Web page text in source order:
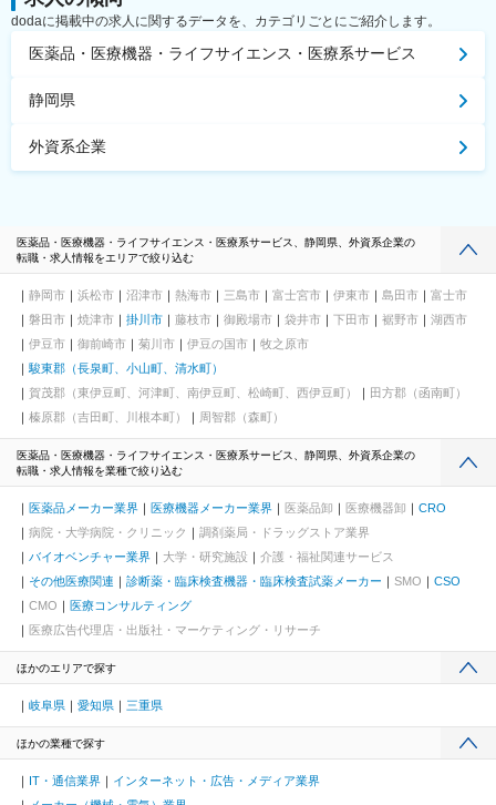
dodaに掲載中の求人に関するデータを、カテゴリごとにご紹介します。
医薬品・医療機器・ライフサイエンス・医療系サービス
静岡県
外資系企業
医薬品・医療機器・ライフサイエンス・医療系サービス、静岡県、外資系企業の
転職・求人情報をエリアで絞り込む
静岡市 浜松市 沼津市 熱海市 三島市 富士宮市 伊東市 島田市
富士市
磐田市
焼津市 掛川市 藤枝市 御殿場市 袋井市 下田市 裾野市
湖西市
伊豆市
御前崎市 菊川市 伊豆の国市
牧之原市
駿東郡（長泉町、小山町、清水町）
賀茂郡（東伊豆町、河津町、南伊豆町、松崎町、西伊豆町）
田方郡（函南町）
榛原郡（吉田町、川根本町）
周智郡（森町）
医薬品・医療機器・ライフサイエンス・医療系サービス、静岡県、外資系企業の
転職・求人情報を業種で絞り込む
医薬品メーカー業界 医療機器メーカー業界 医薬品卸 医療機器卸
CRO
病院・大学病院・クリニック
調剤薬局・ドラッグストア業界
バイオベンチャー業界
大学・研究施設
介護・福祉関連サービス
その他医療関連
診断薬・臨床検査機器・臨床検査試薬メーカー SMO
CSO
CMO
医療コンサルティング
医療広告代理店・出版社・マーケティング・リサーチ
ほかのエリアで探す
岐阜県 愛知県 三重県
ほかの業種で探す
IT・通信業界
インターネット・広告・メディア業界